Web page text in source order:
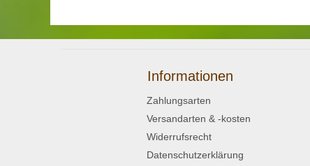
Informationen
Zahlungsarten
Versandarten & -kosten
Widerrufsrecht
Datenschutzerklärung